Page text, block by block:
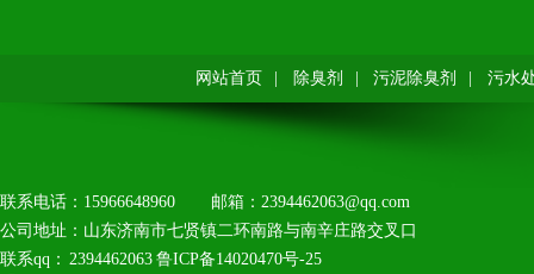
网站首页 | 除臭剂 | 污泥除臭剂 | 污水
联系电话：15966648960
邮箱：2394462063@qq.com
公司地址：山东济南市七贤镇二环南路与南辛庄路交叉口
联系qq：2394462063 鲁ICP备14020470号-25